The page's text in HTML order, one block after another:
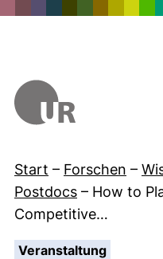
Start – Forschen –
Postdocs – How to
Competitive…
Veranstaltung: